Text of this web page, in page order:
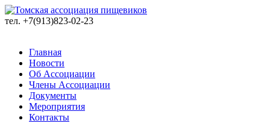
тел. +7(913)823-02-23
Главная
Новости
Об Ассоциации
Члены Ассоциации
Документы
Мероприятия
Контакты